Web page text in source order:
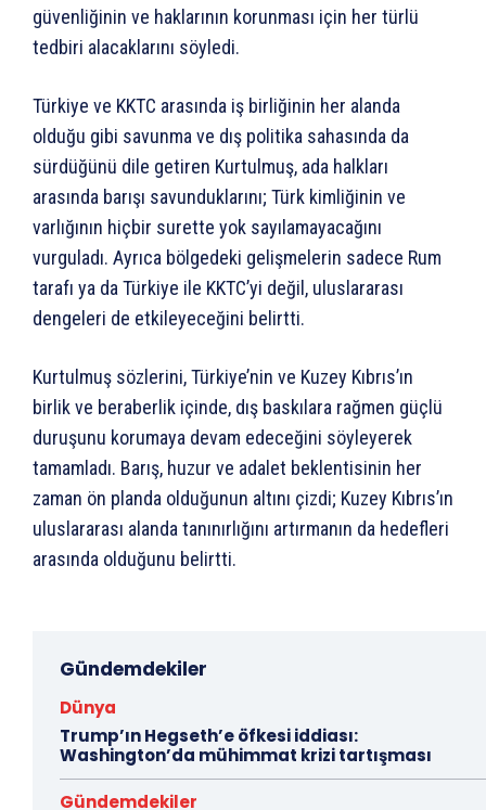
güvenliğinin ve haklarının korunması için her türlü
tedbiri alacaklarını söyledi.
Türkiye ve KKTC arasında iş birliğinin her alanda
olduğu gibi savunma ve dış politika sahasında da
sürdüğünü dile getiren Kurtulmuş, ada halkları
arasında barışı savunduklarını; Türk kimliğinin ve
varlığının hiçbir surette yok sayılamayacağını
vurguladı. Ayrıca bölgedeki gelişmelerin sadece Rum
tarafı ya da Türkiye ile KKTC’yi değil, uluslararası
dengeleri de etkileyeceğini belirtti.
Kurtulmuş sözlerini, Türkiye’nin ve Kuzey Kıbrıs’ın
birlik ve beraberlik içinde, dış baskılara rağmen güçlü
duruşunu korumaya devam edeceğini söyleyerek
tamamladı. Barış, huzur ve adalet beklentisinin her
zaman ön planda olduğunun altını çizdi; Kuzey Kıbrıs’ın
uluslararası alanda tanınırlığını artırmanın da hedefleri
arasında olduğunu belirtti.
Gündemdekiler
Dünya
Trump’ın Hegseth’e öfkesi iddiası:
Washington’da mühimmat krizi tartışması
Gündemdekiler